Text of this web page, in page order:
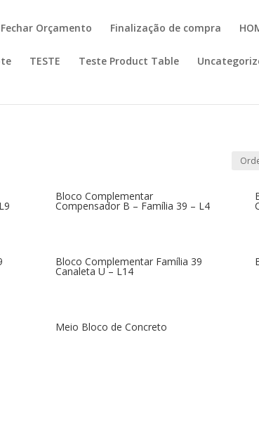
Fechar Orçamento Finalização de compra
TESTE Teste Product Table
Bloco Complementar
Compensador B – Família 39 – L4
Bloco Complementar Família 39
Canaleta U – L14
Meio Bloco de Concreto